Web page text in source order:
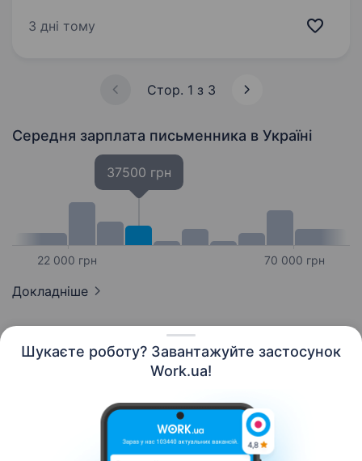
Шукаєте роботу? Завантажуйте застосунок
Work.ua!
інформаційному забезпеченні
3 дні тому
Стор. 1 з 3
Середня зарплата письменника в Україні
22 000 грн
37500 грн
70 000 грн
Докладніше